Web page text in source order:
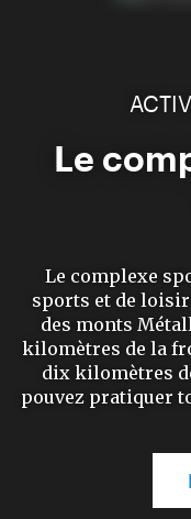
Le
Le complexe
sports et de
des monts
kilomètres de la
dix kilomètres
pouvez pratiquer